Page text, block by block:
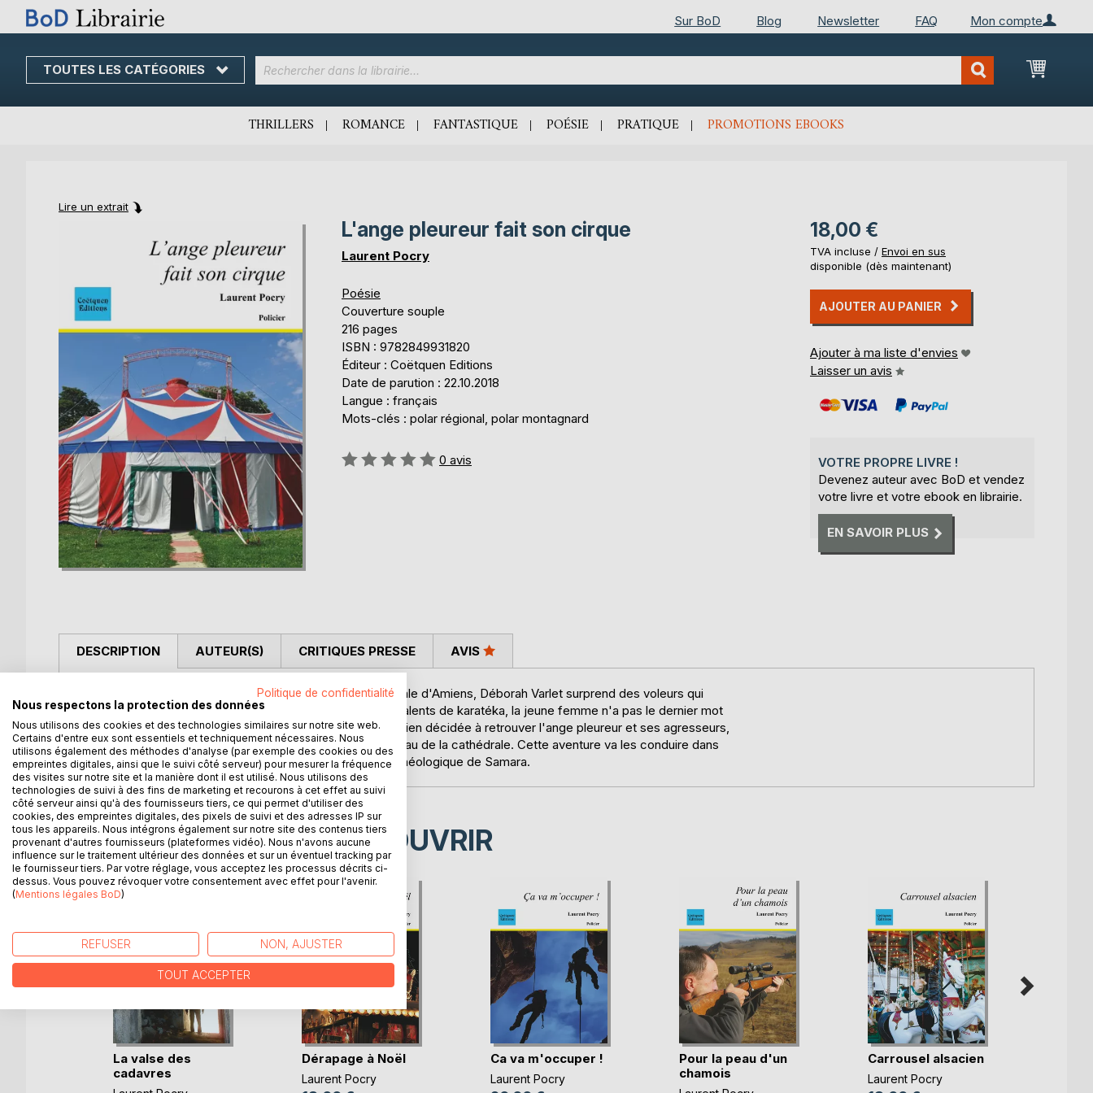
Mon compte
Sur BoD Blog Newsletter FAQ
TOUTES LES CATÉGORIES
Skip
Content
Mon
THRILLERS ROMANCE FANTASTIQUE POÉSIE PRATIQUE PROMOTIONS EBOOKS
Lire un extrait
images
images
L'ange pleureur fait son cirque
Laurent Pocry
Poésie
Couverture souple
216 pages
ISBN : 9782849931820
Éditeur : Coëtquen Editions
Date de parution : 22.10.2018
Langue : français
Mots-clés : polar régional, polar montagnard
Évaluation:
0 avis
18,00 €
TVA incluse / Envoi en sus
disponible (dès maintenant)
AJOUTER AU PANIER
Ajouter à ma liste d'envies
Laisser un avis
VOTRE PROPRE LIVRE !
Devenez auteur avec BoD et vendez
votre livre et votre ebook en librairie.
EN SAVOIR PLUS
DESCRIPTION
En réalisant un reportage photographique dans la cathédrale d'Amiens, Déborah Varlet surprend des voleurs qui
veulent dérober la statue de l'ange pleureur. Malgré ses talents de karatéka, la jeune femme n'a pas le dernier mot
face aux voyous qui la laissent blessée et inconsciente. Bien décidée à retrouver l'ange pleureur et ses agresseurs,
Déborah mène son enquête avec l'aide de Frank, le bedeau de la cathédrale. Cette aventure va les conduire dans
le milieu du cirque, dans la baie de Somme et au parc archéologique de Samara.
AUTEUR(S) CRITIQUES PRESSE AVIS
D’AUTRES TITRES À DÉCOUVRIR
La valse des
cadavres
Dérapage à Noël
Laurent Pocry
Ca va m'occuper !
Laurent Pocry
Pour la peau d'un
chamois
Carrousel alsacien
Laurent Pocry
Politique de confidentialité
Nous respectons la protection des données
Nous utilisons des cookies et des technologies similaires sur notre site web.
Certains d'entre eux sont essentiels et techniquement nécessaires. Nous
utilisons également des méthodes d'analyse (par exemple des cookies ou des
empreintes digitales, ainsi que le suivi côté serveur) pour mesurer la fréquence
des visites sur notre site et la manière dont il est utilisé. Nous utilisons des
technologies de suivi à des fins de marketing et recourons à cet effet au suivi
côté serveur ainsi qu'à des fournisseurs tiers, ce qui permet d'utiliser des
cookies, des empreintes digitales, des pixels de suivi et des adresses IP sur
tous les appareils. Nous intégrons également sur notre site des contenus tiers
provenant d'autres fournisseurs (plateformes vidéo). Nous n'avons aucune
influence sur le traitement ultérieur des données et sur un éventuel tracking par
le fournisseur tiers. Par votre réglage, vous acceptez les processus décrits ci-
dessus. Vous pouvez révoquer votre consentement avec effet pour l'avenir.
(Mentions légales BoD)
REFUSER NON, AJUSTER
TOUT ACCEPTER